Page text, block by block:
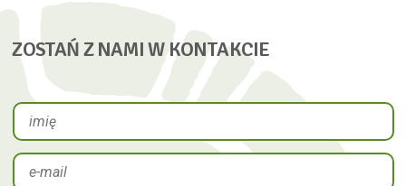
ZOSTAŃ Z NAMI W KONTAKCIE